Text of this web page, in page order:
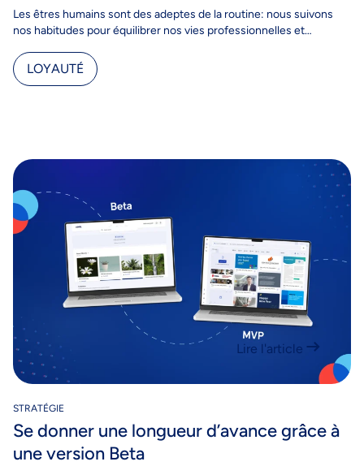
Les êtres humains sont des adeptes de la routine: nous suivons
nos habitudes pour équilibrer nos vies professionnelles et
LOYAUTÉ
Lire l'article
STRATÉGIE
Se donner une longueur d’avance grâce à
une version Beta